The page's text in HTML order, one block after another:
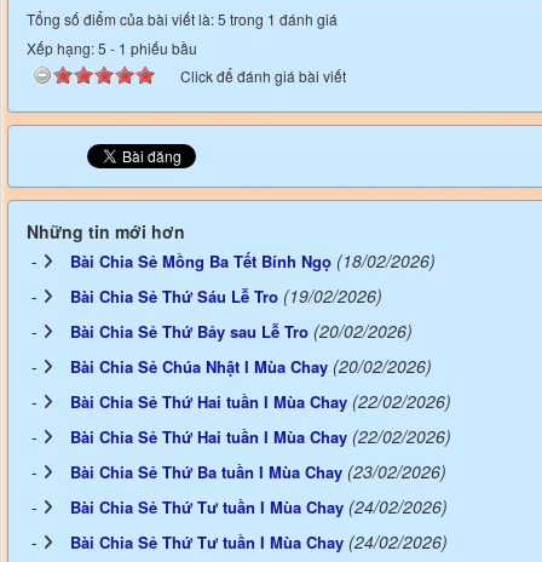
Tổng số điểm của bài viết là: 5 trong 1 đánh giá
Xếp hạng:5 - 1 phiếu bầu
Click để đánh giá bài viết
Những tin mới hơn
Bài Chia Sẻ Mồng Ba Tết Bính Ngọ (18/02/2026)
Bài Chia Sẻ Thứ Sáu Lễ Tro (19/02/2026)
Bài Chia Sẻ Thứ Bảy sau Lễ Tro (20/02/2026)
Bài Chia Sẻ Chúa Nhật I Mùa Chay (20/02/2026)
Bài Chia Sẻ Thứ Hai tuần I Mùa Chay (22/02/2026)
Bài Chia Sẻ Thứ Hai tuần I Mùa Chay (22/02/2026)
Bài Chia Sẻ Thứ Ba tuần I Mùa Chay (23/02/2026)
Bài Chia Sẻ Thứ Tư tuần I Mùa Chay (24/02/2026)
Bài Chia Sẻ Thứ Tư tuần I Mùa Chay (24/02/2026)